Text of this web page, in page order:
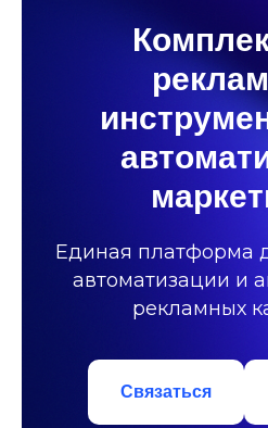
Единая платформа
автоматизации и
рекламных
Связаться